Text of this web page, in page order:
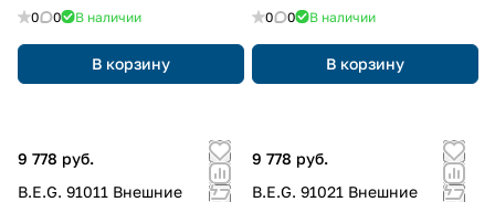
коричневый матовый,
0 0 В наличии
В корзину
похожий RAL9010
0 0 В наличии
В корзину
9 778 руб.
B.E.G. 91011 Внешние
9 778 руб.
B.E.G. 91021 Внешние